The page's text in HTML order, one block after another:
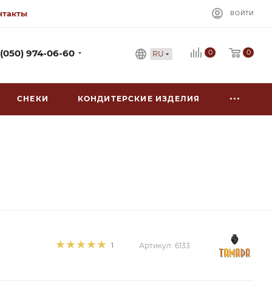
ВОЙТИ
974-06-60 RU 0 0
СНЕКИ КОНДИТЕРСКИЕ ИЗДЕЛИЯ
1 Артикул: 6133